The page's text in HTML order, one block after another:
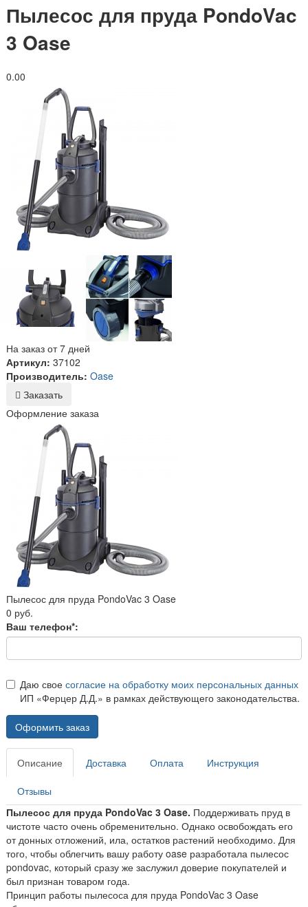
Пылесос для пруда PondoVac
3 Oase
0.00
На заказ от 7 дней
Артикул: 37102
Производитель: Oase
Заказать
Оформление заказа
Пылесос для пруда PondoVac 3 Oase
0 руб.
Ваш телефон*:
Даю свое согласие на обработку моих персональных данных
ИП «Ферцер Д.Д.» в рамках действующего законодательства.
Оформить заказ
Описание Доставка Оплата Инструкция
Отзывы
Пылесос для пруда PondoVac 3 Oase. Поддерживать пруд в
чистоте часто очень обременительно. Однако освобождать его
от донных отложений, ила, остатков растений необходимо. Для
того, чтобы облегчить вашу работу oase разработала пылесос
pondovac, который сразу же заслужил доверие покупателей и
был признан товаром года.
Принцип работы пылесоса для пруда PondoVac 3 Oase